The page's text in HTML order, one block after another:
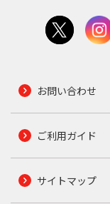
お問い合わせ
ご利用ガイド
サイトマップ